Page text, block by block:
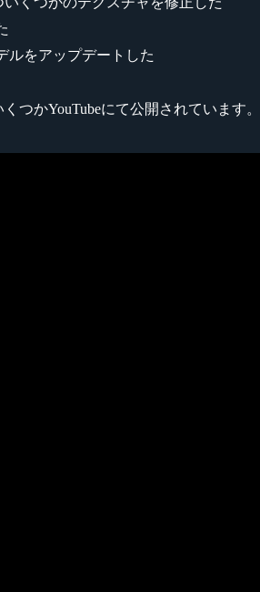
ルをアップデートした
つかYouTubeにて公開されています。